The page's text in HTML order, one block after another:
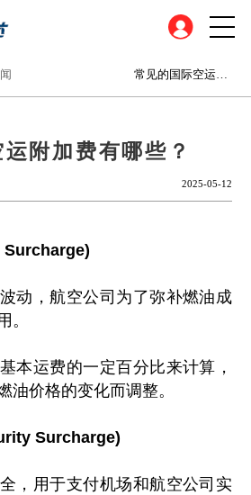
附加费有哪些？
2025-05-12
Surcharge)
动，航空公司为了弥补燃油成
。
本运费的一定百分比来计算，
油价格的变化而调整。
Surcharge)
，用于支付机场和航空公司实